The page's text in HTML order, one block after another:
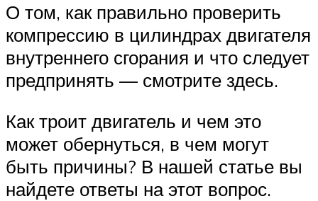
О том, как правильно проверить
компрессию в цилиндрах двигателя
внутреннего сгорания и что следует
предпринять — смотрите здесь.
Как троит двигатель и чем это
может обернуться, в чем могут
быть причины? В нашей статье вы
найдете ответы на этот вопрос.